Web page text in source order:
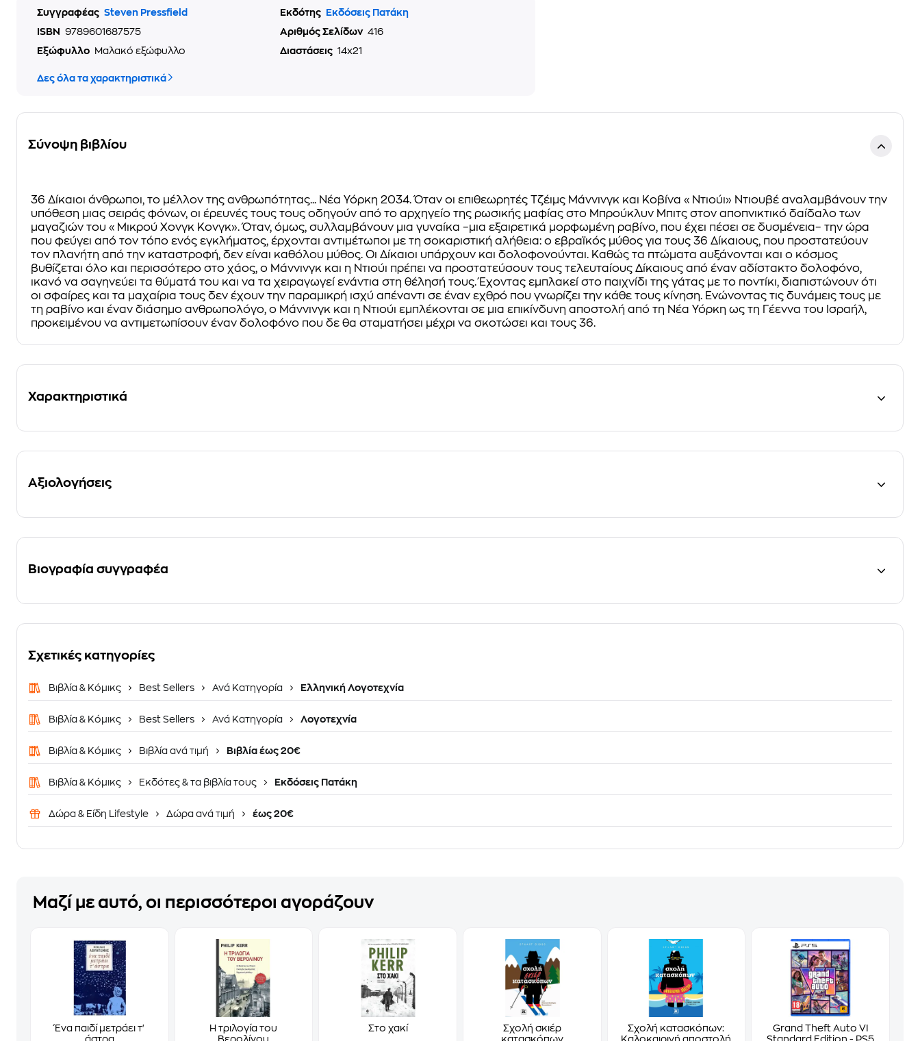
Συγγραφέας Steven Pressfield Εκδότης
Εκδόσεις Πατάκη
ISBN
9789601687575 Αριθμός Σελίδων 416
Εξώφυλλο
Μαλακό εξώφυλλο Διαστάσεις 14x21
Δες όλα τα χαρακτηριστικά
Σύνοψη βιβλίου
36 Δίκαιοι άνθρωποι, το μέλλον της ανθρωπότητας... Νέα Υόρκη 2034. Όταν οι επιθεωρητές Τζέιμς Μάννινγκ και Κοβίνα «Ντιούι» Ντιουβέ αναλαμβάνουν την
υπόθεση μιας σειράς φόνων, οι έρευνές τους τους οδηγούν από το αρχηγείο της ρωσικής μαφίας στο Μπρούκλυν Μπιτς στον αποπνικτικό δαίδαλο των
μαγαζιών του «Μικρού Χονγκ Κονγκ». Όταν, όμως, συλλαμβάνουν μια γυναίκα –μια εξαιρετικά μορφωμένη ραβίνο, που έχει πέσει σε δυσμένεια– την ώρα
που φεύγει από τον τόπο ενός εγκλήματος, έρχονται αντιμέτωποι με τη σοκαριστική αλήθεια: ο εβραϊκός μύθος για τους 36 Δίκαιους, που προστατεύουν
τον πλανήτη από την καταστροφή, δεν είναι καθόλου μύθος. Οι Δίκαιοι υπάρχουν και δολοφονούνται. Καθώς τα πτώματα αυξάνονται και ο κόσμος
βυθίζεται όλο και περισσότερο στο χάος, ο Μάννινγκ και η Ντιούι πρέπει να προστατεύσουν τους τελευταίους Δίκαιους από έναν αδίστακτο δολοφόνο,
ικανό να σαγηνεύει τα θύματά του και να τα χειραγωγεί ενάντια στη θέλησή τους. Έχοντας εμπλακεί στο παιχνίδι της γάτας με το ποντίκι, διαπιστώνουν ότι
οι σφαίρες και τα μαχαίρια τους δεν έχουν την παραμικρή ισχύ απέναντι σε έναν εχθρό που γνωρίζει την κάθε τους κίνηση. Ενώνοντας τις δυνάμεις τους με
τη ραβίνο και έναν διάσημο ανθρωπολόγο, ο Μάννινγκ και η Ντιούι εμπλέκονται σε μια επικίνδυνη αποστολή από τη Νέα Υόρκη ως τη Γέεννα του Ισραήλ,
προκειμένου να αντιμετωπίσουν έναν δολοφόνο που δε θα σταματήσει μέχρι να σκοτώσει και τους 36.
Χαρακτηριστικά
Αξιολογήσεις
Βιογραφία συγγραφέα
Σχετικές κατηγορίες
Βιβλία & Κόμικς Best Sellers Ανά Κατηγορία Ελληνική Λογοτεχνία
Βιβλία & Κόμικς Best Sellers Ανά Κατηγορία Λογοτεχνία
Βιβλία & Κόμικς Βιβλία ανά τιμή Βιβλία έως 20€
Βιβλία & Κόμικς Εκδότες & τα βιβλία τους Εκδόσεις Πατάκη
Δώρα & Είδη Lifestyle Δώρα ανά τιμή έως 20€
Μαζί με αυτό, οι περισσότεροι αγοράζουν
Ένα παιδί μετράει τ'
άστρα
Η τριλογία του
Βερολίνου
Στο χακί
Σχολή σκιέρ
κατασκόπων
Σχολή κατασκόπων:
Καλοκαιρινή αποστολή
Grand Theft Auto VI
Standard Edition - PS5